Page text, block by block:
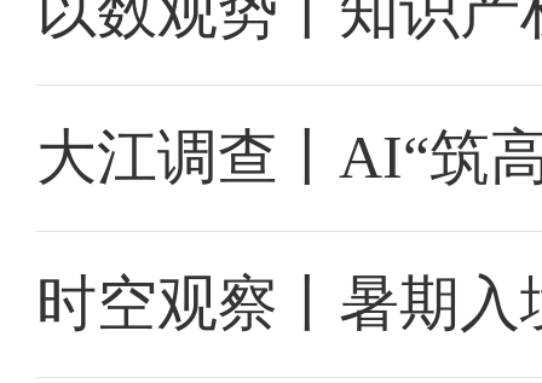
大江调查丨AI“筑
时空观察丨暑期入